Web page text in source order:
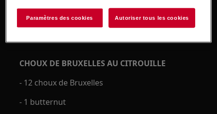
- 100g d'amandes
CHOUX DE BRUXELLES AU CITROUILLE
- 12 choux de Bruxelles
- 1 butternut
Paramètres des cookies Autoriser tous les cookies